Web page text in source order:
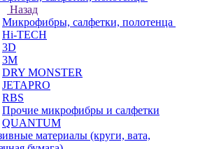
Назад
Микрофибры, салфетки, полотенца
Hi-TECH
3D
3М
DRY MONSTER
JETAPRO
RBS
Прочие микрофибры и салфетки
QUANTUM
материалы (круги, вата,